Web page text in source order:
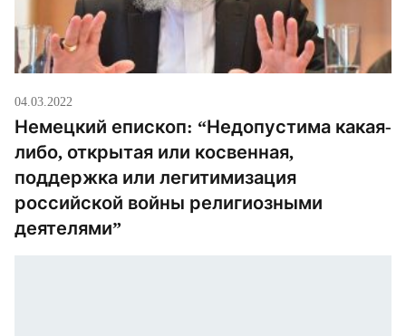
04.03.2022
Немецкий епископ: “Недопустима какая-
либо, открытая или косвенная,
поддержка или легитимизация
российской войны религиозными
деятелями”